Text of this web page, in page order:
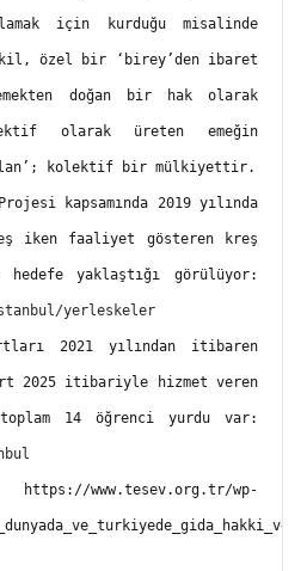
için kurduğu misalinde
özel bir ‘birey’den ibaret
doğan bir hak olarak
olarak üreten emeğin
kolektif bir mülkiyettir.
kapsamında 2019 yılında
iken faaliyet gösteren kreş
yerleskeler
2021 yılından itibaren
2025 itibariyle hizmet veren
wp-